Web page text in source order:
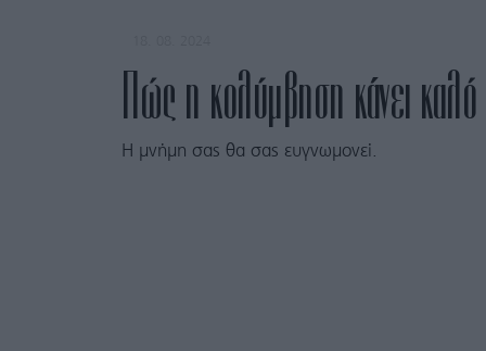
Πώς η κολύμβηση κάνει
Η μνήμη σας θα σας ευγνωμονεί.